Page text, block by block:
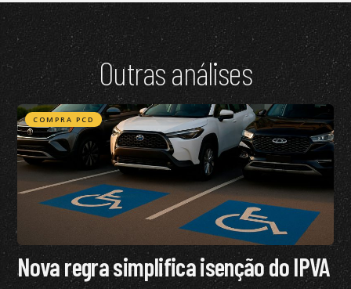
Outras análises
COMPRA PCD
Nova regra simplifica isenção do IPVA